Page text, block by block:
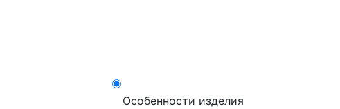
Особенности изделия